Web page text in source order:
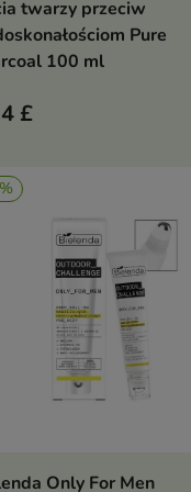
twarzy przeciw
Pure
100 ml
£
Only For Men